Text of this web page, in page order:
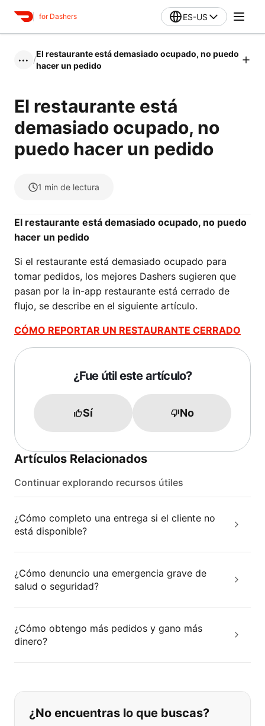
for Dashers ES-US
••• /
El restaurante está demasiado ocupado, no puedo
hacer un pedido
El restaurante está
demasiado ocupado, no
puedo hacer un pedido
1 min de lectura
El restaurante está demasiado ocupado, no puedo
hacer un pedido
Si el restaurante está demasiado ocupado para
tomar pedidos, los mejores Dashers sugieren que
pasan por la in-app restaurante está cerrado de
flujo, se describe en el siguiente artículo.
CÓMO REPORTAR UN RESTAURANTE CERRADO
¿Fue útil este artículo?
Sí No
Artículos Relacionados
Continuar explorando recursos útiles
¿Cómo completo una entrega si el cliente no
está disponible?
¿Cómo denuncio una emergencia grave de
salud o seguridad?
¿Cómo obtengo más pedidos y gano más
dinero?
Si no puede encontrar lo que está
¿No encuentras lo que buscas?